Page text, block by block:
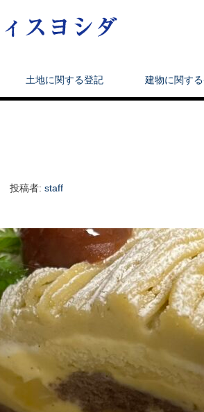
土地に関する登記 建物に関す
投稿者: staff